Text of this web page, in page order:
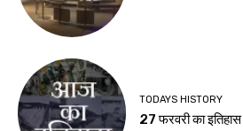
TODAYS HISTORY
27 फरवरी का इतिहास